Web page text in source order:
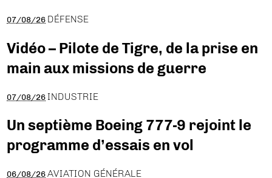
07/08/26 DÉFENSE
Vidéo – Pilote de Tigre, de la prise en
main aux missions de guerre
07/08/26 INDUSTRIE
Un septième Boeing 777-9 rejoint le
programme d’essais en vol
06/08/26 AVIATION GÉNÉRALE